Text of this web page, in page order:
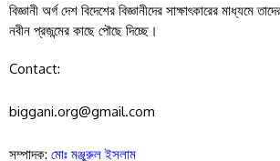
বিজ্ঞানী অর্গ দেশ বিদেশের বিজ্ঞানীদের সাক্ষাৎকারের মাধ্যমে
নবীন প্রজন্মের কাছে পৌছে দিচ্ছে।
Contact:
biggani.org@gmail.com
সম্পাদক: মোঃ মঞ্জুরুল ইসলাম